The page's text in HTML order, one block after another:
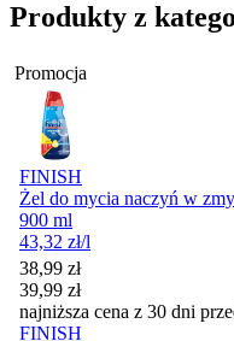
Produkty z
Promocja
FINISH
Żel do mycia naczyń w
900 ml
43,32 zł/l
Cena promocyjna
38,99 zł
39,99 zł
najniższa cena z 30 dni
FINISH